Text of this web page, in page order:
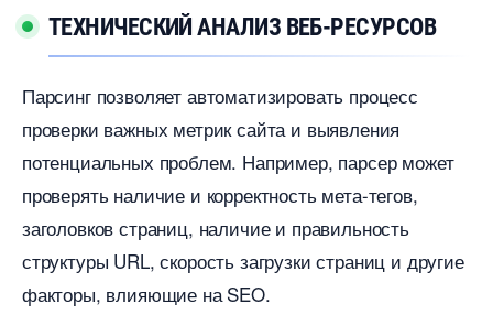
ТЕХНИЧЕСКИЙ АНАЛИЗ ВЕБ-РЕСУРСО
Парсинг позволяет автоматизировать процесс
проверки важных метрик сайта и выявления
потенциальных проблем. Например, парсер может
проверять наличие и корректность мета-тегов,
заголовков страниц, наличие и правильность
структуры URL, скорость загрузки страниц и другие
факторы, влияющие на SEO.​